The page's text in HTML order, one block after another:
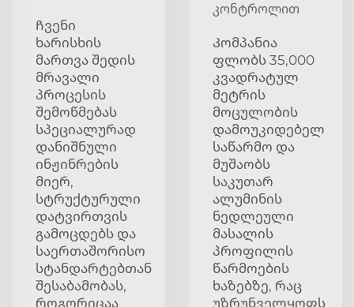
Ჩვენი
ხარისხის
მართვა შედის
მრავალი
პროცესის
შემოწმებას
სპეციალურად
დანიშნული
ინჟინრების
მიერ,
სტრუქტურული
დატვირთვის
გამოცდებს და
საერთაშორისო
სტანდარტებთან
შესაბამობას,
როგორიცაა
კონტროლით
Კომპანია
ფლობს 35,000
კვადრატულ
მეტრის
მოცულობის
დამოუკიდებელ
საწარმო და
მუშაობს
საკუთარ
ალუმინის
ნედლეული
მასალის
პროფილის
წარმოების
ხაზებზე, რაც
უზრუნველყოფს